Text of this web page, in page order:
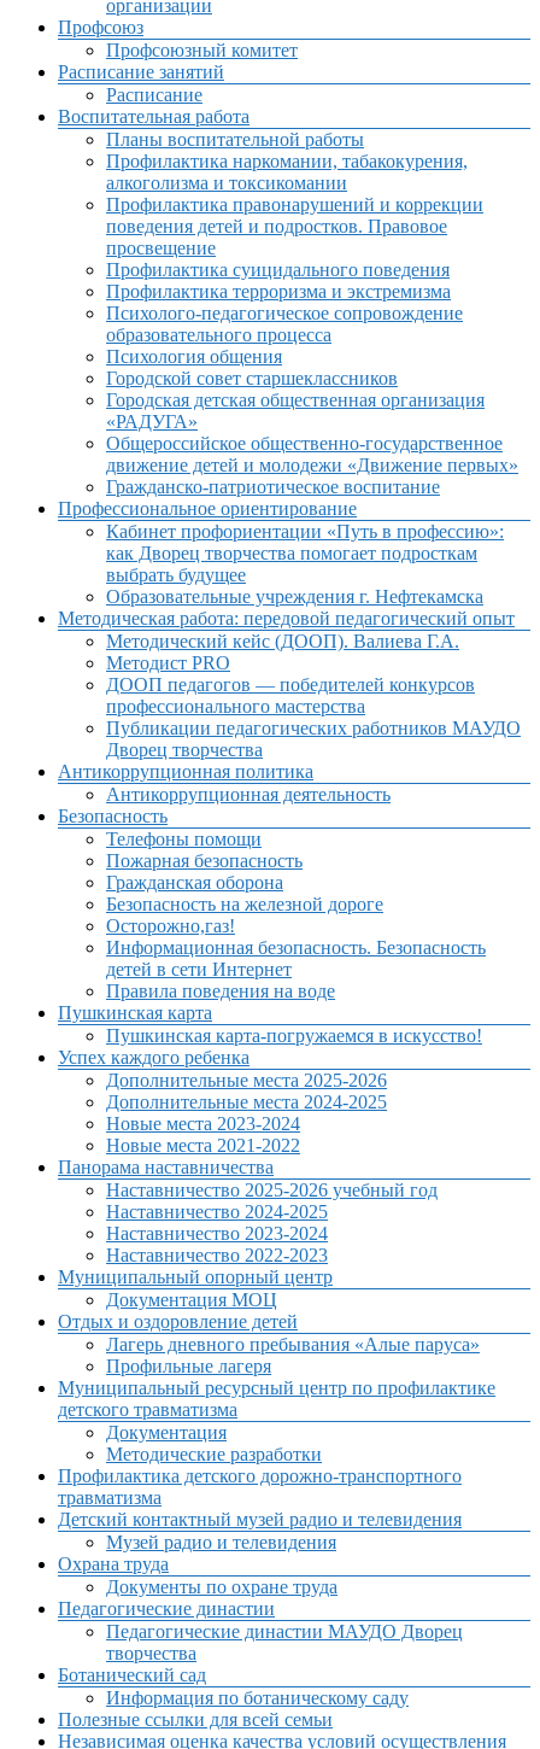
организации
Профсоюз
Профсоюзный комитет
Расписание занятий
Расписание
Воспитательная работа
Планы воспитательной работы
Профилактика наркомании, табакокурения,
алкоголизма и токсикомании
Профилактика правонарушений и коррекции
поведения детей и подростков. Правовое
просвещение
Профилактика суицидального поведения
Профилактика терроризма и экстремизма
Психолого-педагогическое сопровождение
образовательного процесса
Психология общения
Городской совет старшеклассников
Городская детская общественная организация
«РАДУГА»
Общероссийское общественно-государственное
движение детей и молодежи «Движение первых»
Гражданско-патриотическое воспитание
Профессиональное ориентирование
Кабинет профориентации «Путь в профессию»:
как Дворец творчества помогает подросткам
выбрать будущее
Образовательные учреждения г. Нефтекамска
Методическая работа: передовой педагогический опыт
Методический кейс (ДООП). Валиева Г.А.
Методист PRO
ДООП педагогов — победителей конкурсов
профессионального мастерства
Публикации педагогических работников МАУДО
Дворец творчества
Антикоррупционная политика
Антикоррупционная деятельность
Безопасность
Телефоны помощи
Пожарная безопасность
Гражданская оборона
Безопасность на железной дороге
Осторожно,газ!
Информационная безопасность. Безопасность
детей в сети Интернет
Правила поведения на воде
Пушкинская карта
Пушкинская карта-погружаемся в искусство!
Успех каждого ребенка
Дополнительные места 2025-2026
Дополнительные места 2024-2025
Новые места 2023-2024
Новые места 2021-2022
Панорама наставничества
Наставничество 2025-2026 учебный год
Наставничество 2024-2025
Наставничество 2023-2024
Наставничество 2022-2023
Муниципальный опорный центр
Документация МОЦ
Отдых и оздоровление детей
Лагерь дневного пребывания «Алые паруса»
Профильные лагеря
Муниципальный ресурсный центр по профилактике
детского травматизма
Документация
Методические разработки
Профилактика детского дорожно-транспортного
травматизма
Детский контактный музей радио и телевидения
Музей радио и телевидения
Охрана труда
Документы по охране труда
Педагогические династии
Педагогические династии МАУДО Дворец
творчества
Ботанический сад
Информация по ботаническому саду
Полезные ссылки для всей семьи
Независимая оценка качества условий осуществления